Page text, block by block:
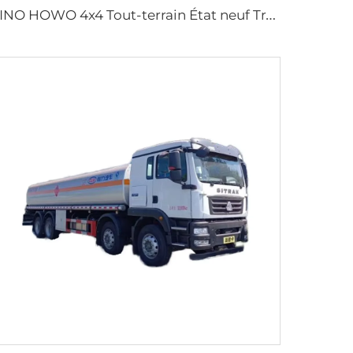
S
INO HOWO 4x4 Tout-terrain État neuf Transmission manuelle Citerne de ravitaillement en huile 4x4 roues motrices